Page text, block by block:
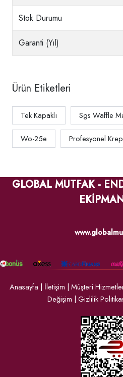
Stok Durumu
Garanti (Yıl)
Ürün Etiketleri
Tek Kapaklı Sgs Waffle
Wo-25e Profesyonel
GLOBAL MUTFAK -
Anasayfa | İletişim | Müşteri
Değişim | Gizlilik